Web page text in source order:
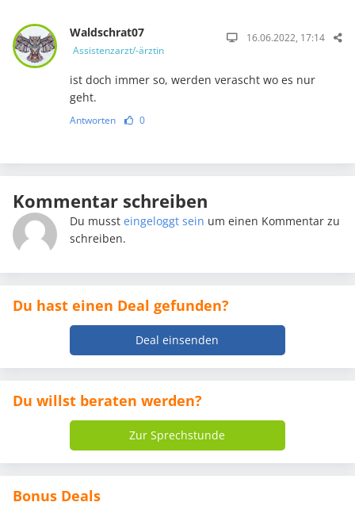
Waldschrat07
Assistenzarzt/-ärztin
16.06.2022, 17:14
ist doch immer so, werden verascht wo es nur
geht.
Antworten 0
Kommentar schreiben
Du musst eingeloggt sein um einen Kommentar zu
schreiben.
Du hast einen Deal gefunden?
Deal einsenden
Du willst beraten werden?
Zur Sprechstunde
Bonus Deals